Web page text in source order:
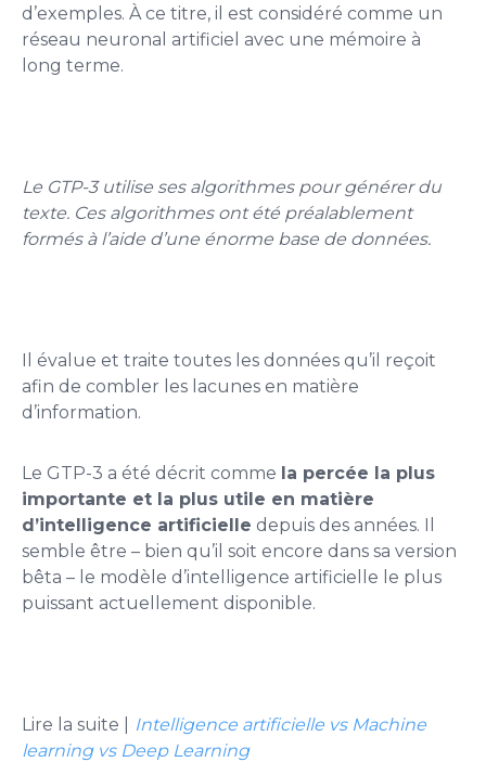
d’exemples. À ce titre, il est considéré comme un
réseau neuronal artificiel avec une mémoire à
long terme.
Le GTP-3 utilise ses algorithmes pour générer du
texte. Ces algorithmes ont été préalablement
formés à l’aide d’une énorme base de données.
Il évalue et traite toutes les données qu’il reçoit
afin de combler les lacunes en matière
d’information.
Le GTP-3 a été décrit comme la percée la plus
importante et la plus utile en matière
d’intelligence artificielle depuis des années. Il
semble être – bien qu’il soit encore dans sa version
bêta – le modèle d’intelligence artificielle le plus
puissant actuellement disponible.
Lire la suite |
Intelligence artificielle vs Machine
learning vs Deep Learning